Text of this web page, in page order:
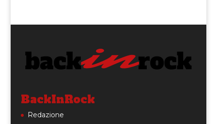
BackInRock
Redazione